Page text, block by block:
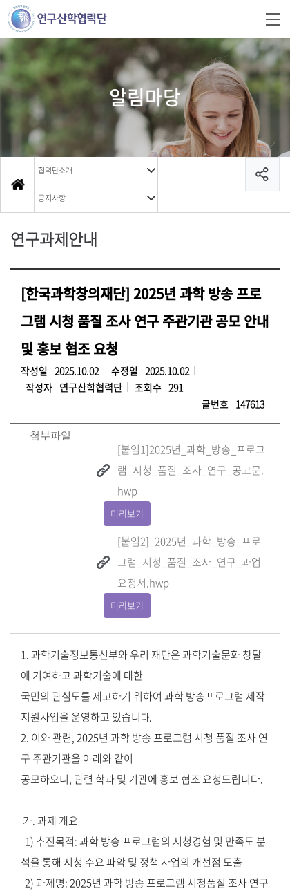
알림마당
협력단소개
공지사항
연구과제안내
[한국과학창의재단] 2025년 과학 방송 프로
그램 시청 품질 조사 연구 주관기관 공모 안내
및 홍보 협조 요청
작성일 2025.10.02 수정일 2025.10.02
작성자 연구산학협력단 조회수 291
글번호 147613
첨부파일
[붙임1]2025년_과학_방송_프로그
램_시청_품질_조사_연구_공고문.
hwp
미리보기
[붙임2]_2025년_과학_방송_프로
그램_시청_품질_조사_연구_과업
요청서.hwp
미리보기
1. 과학기술정보통신부와 우리 재단은 과학기술문화 창달
에 기여하고 과학기술에 대한
국민의 관심도를 제고하기 위하여 과학 방송프로그램 제작
지원사업을 운영하고 있습니다.
2. 이와 관련, 2025년 과학 방송 프로그램 시청 품질 조사 연
구 주관기관을 아래와 같이
공모하오니, 관련 학과 및 기관에 홍보 협조 요청드립니다.
가. 과제 개요
1) 추진목적: 과학 방송 프로그램의 시청경험 및 만족도 분
석을 통해 시청 수요 파악 및 정책 사업의 개선점 도출
2) 과제명: 2025년 과학 방송 프로그램 시청품질 조사 연구